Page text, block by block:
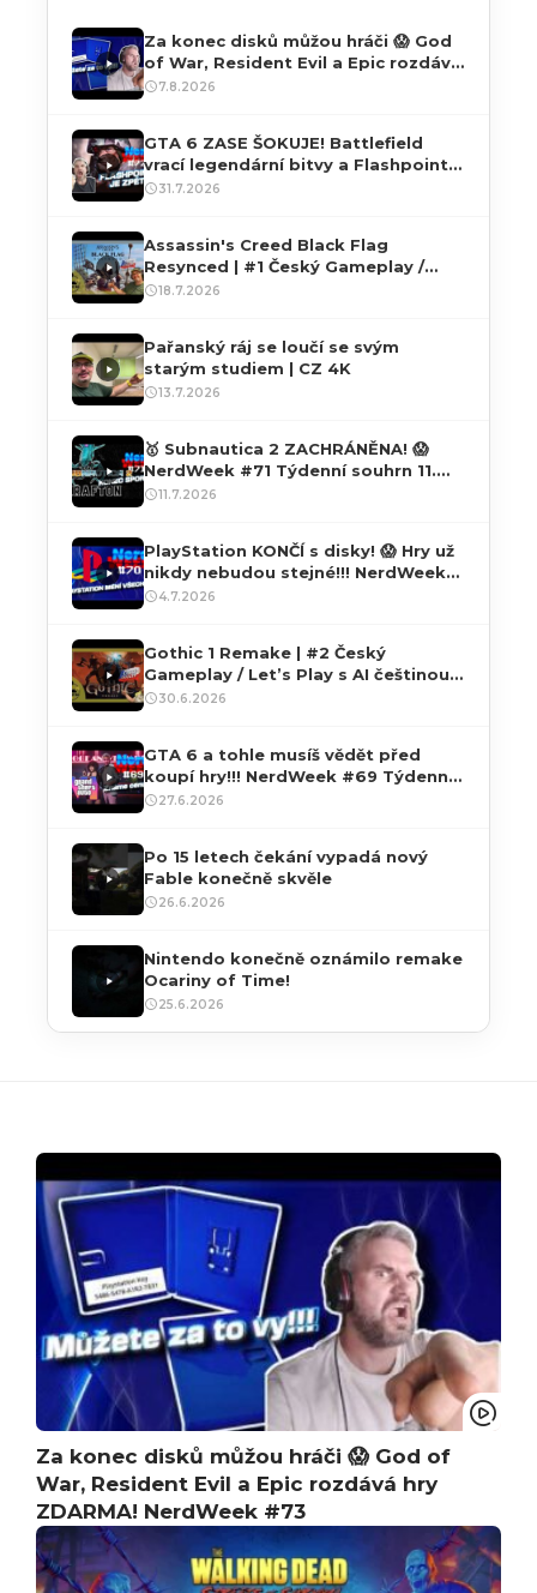
Za konec disků můžou hráči 😱 God
of War, Resident Evil a Epic rozdává
hry ZDARMA! NerdWeek #73
7.8.2026
GTA 6 ZASE ŠOKUJE! Battlefield
vrací legendární bitvy a Flashpoint
je zpět! NerdWeek #72
31.7.2026
Assassin's Creed Black Flag
Resynced | #1 Český Gameplay /
Let’s Play s češtinou přes PC | 4K60
18.7.2026
Pařanský ráj se loučí se svým
starým studiem | CZ 4K
13.7.2026
🥇 Subnautica 2 ZACHRÁNĚNA! 😱
NerdWeek #71 Týdenní souhrn 11.
07. 2026
11.7.2026
PlayStation KONČÍ s disky! 😱 Hry už
nikdy nebudou stejné!!! NerdWeek
#70 Týdenní souhrn 04. 07. 2026
4.7.2026
Gothic 1 Remake | #2 Český
Gameplay / Let’s Play s AI češtinou
přes PC | 4K60 HDR
30.6.2026
GTA 6 a tohle musíš vědět před
koupí hry!!! NerdWeek #69 Týdenní
souhrn 27. 06. 2026
27.6.2026
Po 15 letech čekání vypadá nový
Fable konečně skvěle
26.6.2026
Nintendo konečně oznámilo remake
Ocariny of Time!
25.6.2026
Za konec disků můžou hráči 😱 God of
War, Resident Evil a Epic rozdává hry
ZDARMA! NerdWeek #73